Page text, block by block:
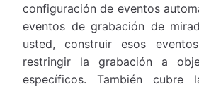
configuración de eventos
eventos de grabación de
usted, construir esos
restringir la grabación a
específicos. También